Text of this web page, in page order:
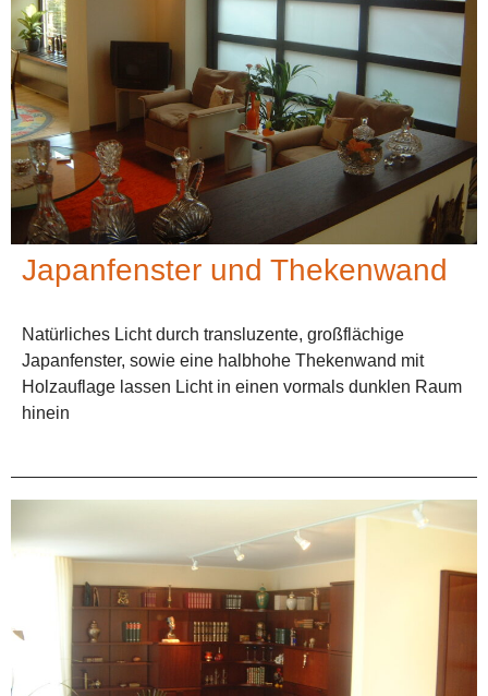
Japanfenster und Thekenwand
Natürliches Licht durch transluzente, großflächige
Japanfenster, sowie eine halbhohe Thekenwand mit
Holzauflage lassen Licht in einen vormals dunklen Raum
hinein